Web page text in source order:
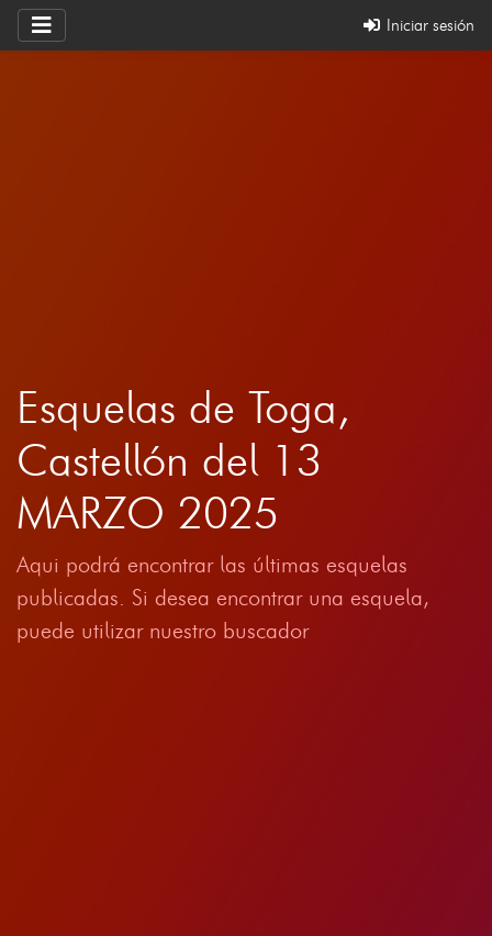
Iniciar sesión
Esquelas de Toga,
Castellón del 13
MARZO 2025
Aqui podrá encontrar las últimas esquelas
publicadas. Si desea encontrar una esquela,
puede utilizar nuestro buscador